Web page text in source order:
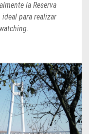
la Reserva
para realizar